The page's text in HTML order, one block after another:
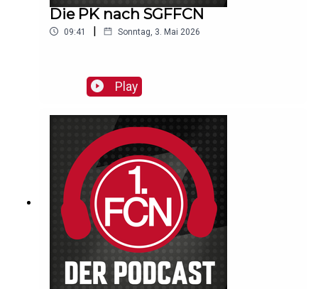
Die PK nach SGFFCN
09:41 | Sonntag, 3. Mai 2026
Play